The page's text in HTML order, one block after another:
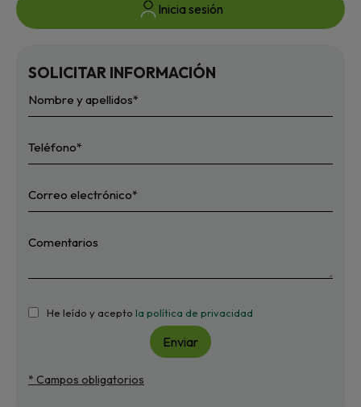
Inicia sesión
SOLICITAR INFORMACIÓN
He leído y acepto la política de privacidad
Enviar
* Campos obligatorios